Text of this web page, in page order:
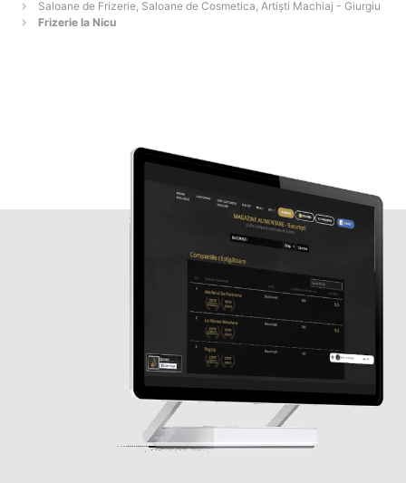
Saloane de Frizerie, Saloane de Cosmetica, Artiști Machiaj - Giurgiu
Frizerie la Nicu